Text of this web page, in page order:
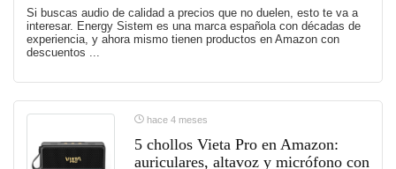
Si buscas audio de calidad a precios que no duelen, esto te va a
interesar. Energy Sistem es una marca española con décadas de
experiencia, y ahora mismo tienen productos en Amazon con
descuentos ...
hace 4 meses
5 chollos Vieta Pro en Amazon:
auriculares, altavoz y micrófono con